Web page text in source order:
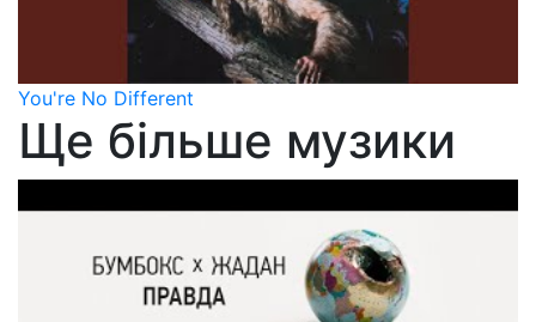
You're No Different
Ще більше музики